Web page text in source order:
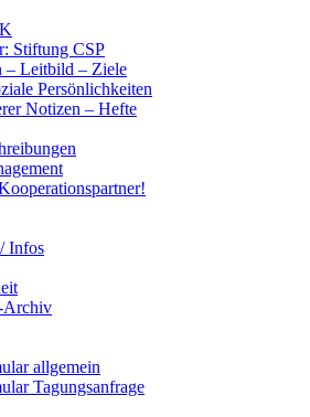
Stiftung CSP
– Leitbild – Ziele
Persönlichkeiten
Notizen – Hefte
Infos
Archiv
allgemein
Tagungsanfrage